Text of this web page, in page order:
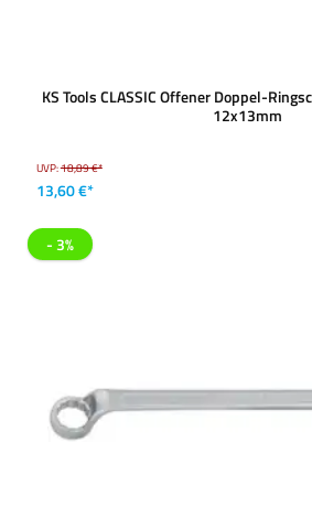
KS Tools CLASSIC Offener Doppel-
12x13mm
UVP:18,89 €*
13,60 €*
- 3%